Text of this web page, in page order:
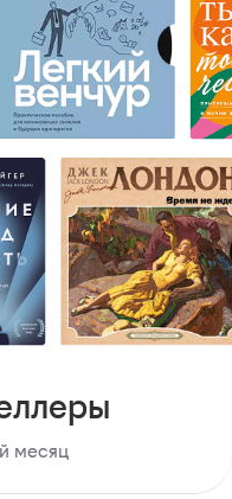
месяц